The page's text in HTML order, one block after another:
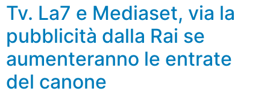
Tv. La7 e Mediaset, via la
pubblicità dalla Rai se
aumenteranno le entrate
del canone